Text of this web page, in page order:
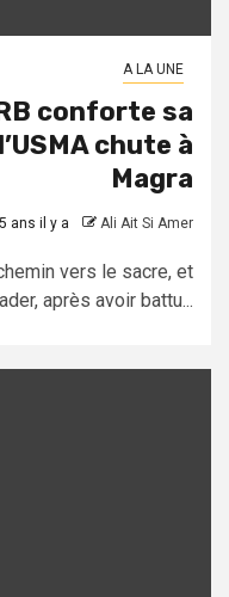
A LA UNE
conforte sa
chute à
Magra
5 ans il y a Ali Ait Si Amer
vers le sacre, et
après avoir battu...